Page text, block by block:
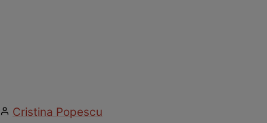
Cristina Popescu